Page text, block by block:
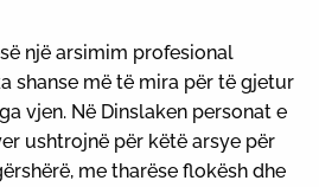
një arsimim profesional
shanse më të mira për të gjetur
vjen. Në Dinslaken personat e
ushtrojnë për këtë arsye për
me tharëse flokësh dhe